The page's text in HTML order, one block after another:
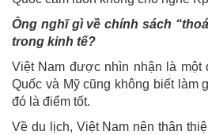
Ông nghĩ gì về chính sách
trong kinh tế?
Việt Nam được nhìn nhận là một
Quốc và Mỹ cũng không biết làm
đó là điểm tốt.
Về du lịch, Việt Nam nên thân